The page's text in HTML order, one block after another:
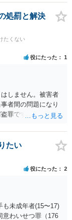
てしまいました。下
ますが、少なくと
勾留されるケース
は不起訴ないし各
）。2度としないこ
処罰と解決
たくない
役にたった 1
しません。被害者
者間の問題になり
罪ですので、逮捕
たい
役にたった 2
未成年者(15〜17)
意わいせつ罪（176